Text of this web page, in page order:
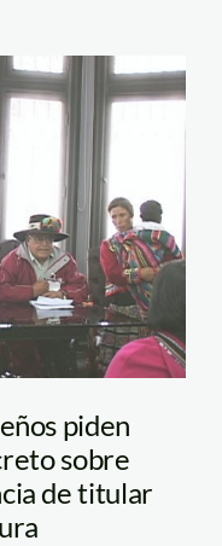
piden
sobre
de titular